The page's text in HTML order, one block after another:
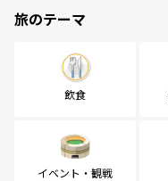
旅のテーマ
飲食
イベント・観戦